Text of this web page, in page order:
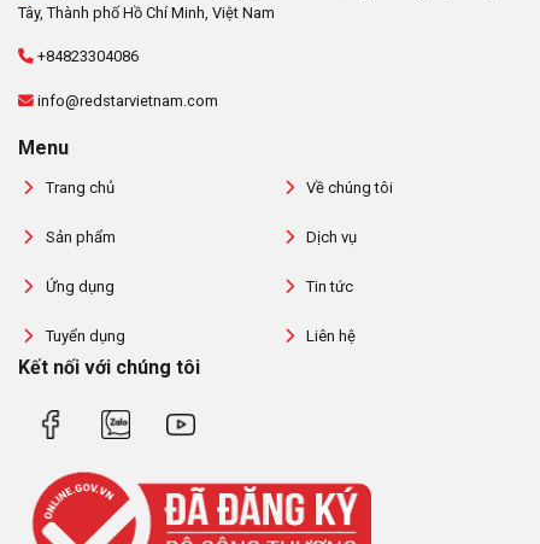
Tây, Thành phố Hồ Chí Minh, Việt Nam
+84823304086
info@redstarvietnam.com
Menu
Trang chủ Về chúng tôi
Sản phẩm Dịch vụ
Ứng dụng Tin tức
Tuyển dụng Liên hệ
Kết nối với chúng tôi